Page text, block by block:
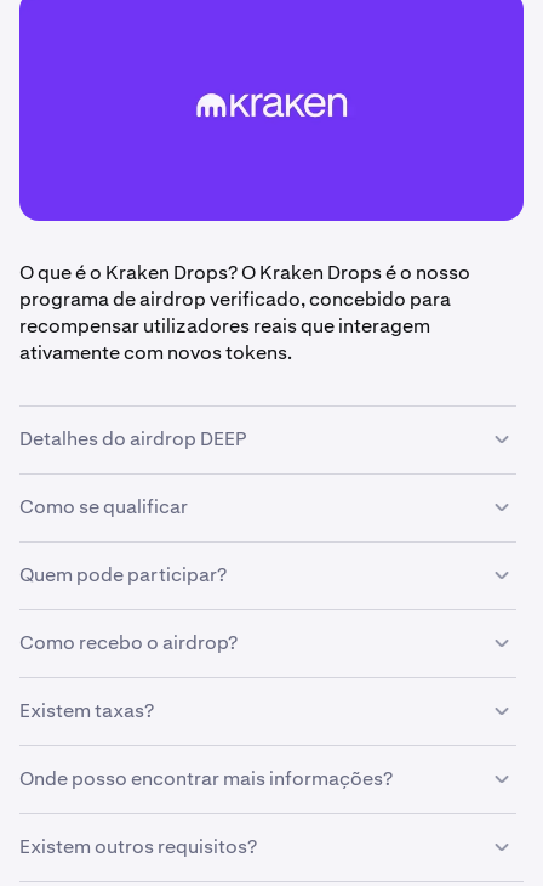
O que é o Kraken Drops? O Kraken Drops é o nosso
programa de airdrop verificado, concebido para
recompensar utilizadores reais que interagem
ativamente com novos tokens.
Detalhes do airdrop DEEP
• Valor do airdrop:
dividido igualmente entre os utilizadores elegíveis
• Período de qualificação:
• Data do airdrop: 14 de agosto de 2025
• Apenas na Kraken App &Kraken.com/c
Como se qualificar
• Ser um subscritor Kraken+
•
Negocie pelo menos 300 DEEP durante o período de
elegibilidade
•
Mantenha pelo menos 500 DEEP em 13 de agosto, às
14:00 UTC
Quem pode participar?
• Utilizadores individuais verificados da Kraken
• Exclui clientes no Reino Unido
Como recebo o airdrop?
Os tokens serão distribuídos automaticamente às
contas qualificadas. Não são necessárias reivindicações
ou formulários.
Existem taxas?
Não há taxas para receber o seu airdrop. Podem ser
aplicadas taxas de negociação padrão à negociação de
DEEP.
Onde posso encontrar mais informações?
Visite https://www.kraken.com/drops
sobre o programa Kraken Drops e os próximos airdrops.
Existem outros requisitos?